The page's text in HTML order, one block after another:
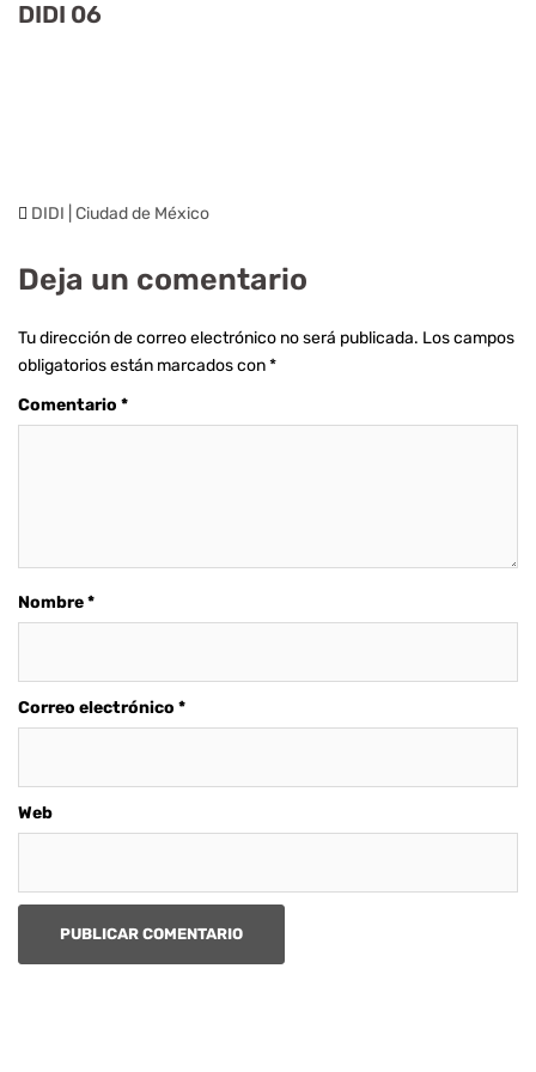
DIDI 06
DIDI | Ciudad de México
Deja un comentario
Tu dirección de correo electrónico no será publicada. Los campos
obligatorios están marcados con*
Comentario *
Nombre*
Correo electrónico *
Web